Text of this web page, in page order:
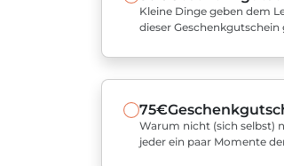
Kleine Dinge geben dem
dieser Geschenkgutschein
75€
Warum nicht (sich selbst)
jeder ein paar Momente